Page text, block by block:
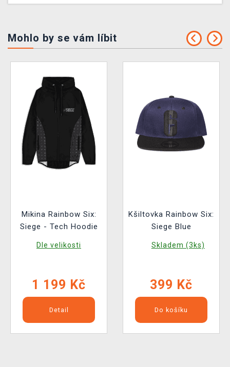
Mohlo by se vám líbit
Mikina Rainbow Six:
Siege - Tech Hoodie
Dle velikosti
1 199 Kč
Detail
Kšiltovka Rainbow Six:
Siege Blue
Skladem (3ks)
399 Kč
Do košíku